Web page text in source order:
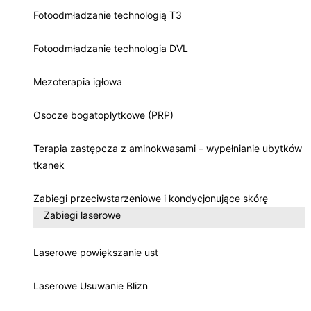
Fotoodmładzanie technologią T3
Fotoodmładzanie technologia DVL
Mezoterapia igłowa
Osocze bogatopłytkowe (PRP)
Terapia zastępcza z aminokwasami – wypełnianie ubytków
tkanek
Zabiegi przeciwstarzeniowe i kondycjonujące skórę
Zabiegi laserowe
Laserowe powiększanie ust
Laserowe Usuwanie Blizn